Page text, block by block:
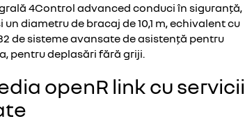
4Control advanced conduci în siguranță,
diametru de bracaj de 10,1 m, echivalent cu
de sisteme avansate de asistență pentru
pentru deplasări fără griji.
openR link cu servicii